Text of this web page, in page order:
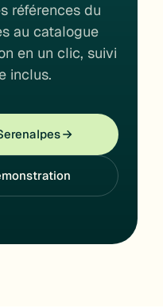
références du
au catalogue
en un clic, suivi
inclus.